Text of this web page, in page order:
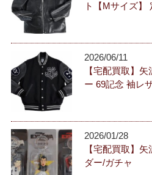
ト【Mサイズ】
2026/06/11
【宅配買取】
ー 69記念 袖レ
2026/01/28
【宅配買取】
ダー/ガチャ